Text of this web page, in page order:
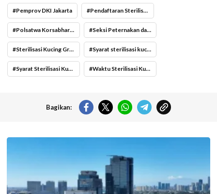
Pemprov DKI Jakarta Pendaftaran Sterilisasi Kucing Gratis di Palmerah
Polsatwa Korsabhara Baharkam Polri Seksi Peternakan dan Kesehatan Hewan Suku Dinas KPKP Jakarta Barat
Sterilisasi Kucing Gratis di Palmerah Syarat sterilisasi kucing gratis di Jakarta
Syarat Sterilisasi Kucing Gratis di Palmerah Waktu Sterilisasi Kucing Gratis di Palmerah
Bagikan: